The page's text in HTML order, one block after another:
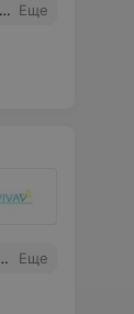
Еще
Еще